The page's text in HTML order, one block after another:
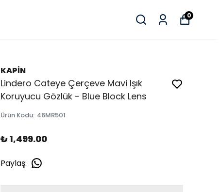
0
KAPİN
Lindero Cateye Çerçeve Mavi Işık
Koruyucu Gözlük - Blue Block Lens
Ürün Kodu: 46MR501
₺ 1,499.00
Paylaş: